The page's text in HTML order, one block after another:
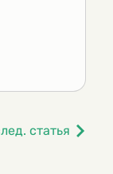
статья